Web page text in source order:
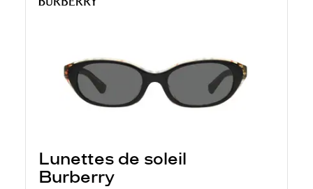
Lunettes de soleil
Burberry